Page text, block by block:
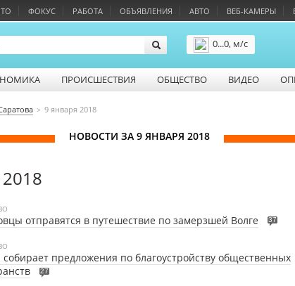
ФОКУС РАБОТА ОБЪЯВЛЕНИЯ АВТО ВЕБ-КАМЕРЫ
0...0, м/с
ПРОИСШЕСТВИЯ ОБЩЕСТВО ВИДЕО
9 января 2018
НОВОСТИ ЗА 9 ЯНВАРЯ 2018
отправятся в путешествие по замерзшей Волге 37
предложения по благоустройству общественных
27